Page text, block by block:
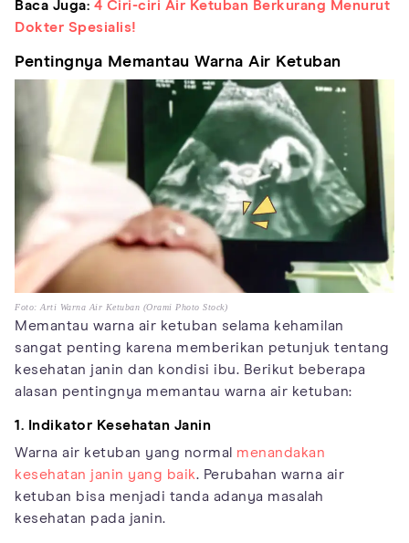
Baca Juga: 4 Ciri-ciri Air Ketuban Berkurang Menurut
Dokter Spesialis!
Pentingnya Memantau Warna Air Ketuban
Foto: Arti Warna Air Ketuban (Orami Photo Stock)
Memantau warna air ketuban selama kehamilan
sangat penting karena memberikan petunjuk tentang
kesehatan janin dan kondisi ibu. Berikut beberapa
alasan pentingnya memantau warna air ketuban:
1. Indikator Kesehatan Janin
Warna air ketuban yang normal menandakan
kesehatan janin yang baik. Perubahan warna air
ketuban bisa menjadi tanda adanya masalah
kesehatan pada janin.